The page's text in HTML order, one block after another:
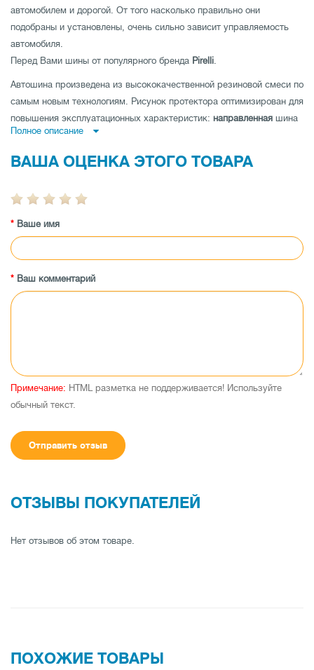
автомобилем и дорогой. От того насколько правильно они
подобраны и установлены, очень сильно зависит управляемость
автомобиля.
Перед Вами шины от популярного бренда Pirelli.
Автошина произведена из высококачественной резиновой смеси по
самым новым технологиям. Рисунок протектора оптимизирован для
повышения эксплуатационных характеристик: направленная шина
имеет высокое сопротивление аквапланированию,
на дороге по прямой иасимметричная шина совмещает как
протестирована производителем на максимальные показатели
нагрузки и скорости.
Заказывайте шины Pirelli Ice Zero 2 205/60 R16 96T XL (шип) по
лучшей цене в магазине tireland.com.ua.
Полное описание
ВАША ОЦЕНКА ЭТОГО ТОВАРА
Ваше имя
Ваш комментарий
Примечание: HTML разметка не поддерживается! Используйте
обычный текст.
Отправить отзыв
ОТЗЫВЫ ПОКУПАТЕЛЕЙ
Нет отзывов об этом товаре.
ПОХОЖИЕ ТОВАРЫ